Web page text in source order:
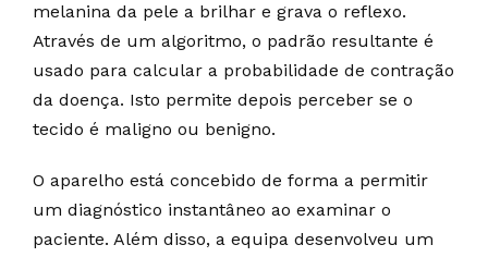
melanina da pele a brilhar e grava o reflexo.
Através de um algoritmo, o padrão resultante é
usado para calcular a probabilidade de contração
da doença. Isto permite depois perceber se o
tecido é maligno ou benigno.
O aparelho está concebido de forma a permitir
um diagnóstico instantâneo ao examinar o
paciente. Além disso, a equipa desenvolveu um